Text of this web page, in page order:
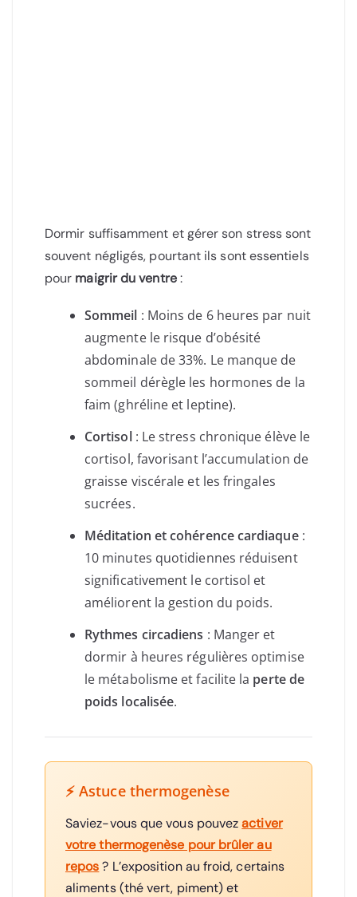
Dormir suffisamment et gérer son stress sont
souvent négligés, pourtant ils sont essentiels
pour maigrir du ventre:
Sommeil : Moins de 6 heures par nuit
augmente le risque d’obésité
abdominale de 33%. Le manque de
sommeil dérègle les hormones de la
faim (ghréline et leptine).
Cortisol: Le stress chronique élève le
cortisol, favorisant l’accumulation de
graisse viscérale et les fringales
sucrées.
Méditation et cohérence cardiaque:
10 minutes quotidiennes réduisent
significativement le cortisol et
améliorent la gestion du poids.
Rythmes circadiens : Manger et
dormir à heures régulières optimise
le métabolisme et facilite la perte de
poids localisée.
⚡ Astuce thermogenèse
Saviez-vous que vous pouvezactiver
votre thermogenèse pour brûler au
repos? L’exposition au froid, certains
aliments (thé vert, piment) et